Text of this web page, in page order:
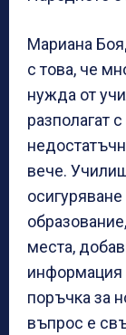
Мариана
с това, че
нужда от
разполагат
вече.
места,
информация
поръчка за
въпрос е